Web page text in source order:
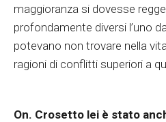
maggioranza si dovesse
profondamente diversi l’uno
potevano non trovare nella
ragioni di conflitti superiori a
On. Crosetto lei è stato